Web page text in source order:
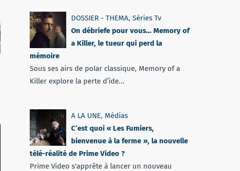
DOSSIER - THEMA, Séries Tv
On débriefe pour vous… Memory of
a Killer, le tueur qui perd la
mémoire
Sous ses airs de polar classique, Memory of a
Killer explore la perte d’ide...
A LA UNE, Médias
C’est quoi « Les Fumiers,
bienvenue à la ferme », la nouvelle
télé-réalité de Prime Video ?
Prime Video s'apprête à lancer un nouveau